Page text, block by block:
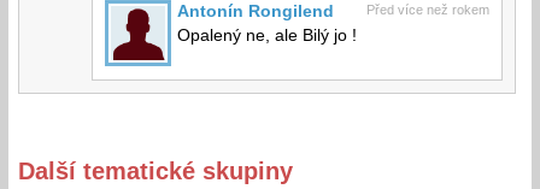
Před více než rokem
Antonín Rongilend
Opalený ne, ale Bilý jo !
Další tematické skupiny